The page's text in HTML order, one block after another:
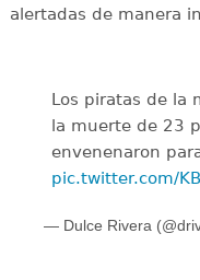
alertadas de manera
Los piratas de la
la muerte de 23
envenenaron
pic.twitter.com/
— Dulce Rivera